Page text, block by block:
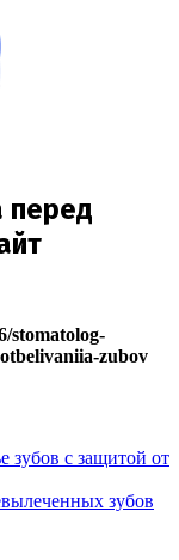
stomatolog-
zubov
зубов с защитой от
зубов